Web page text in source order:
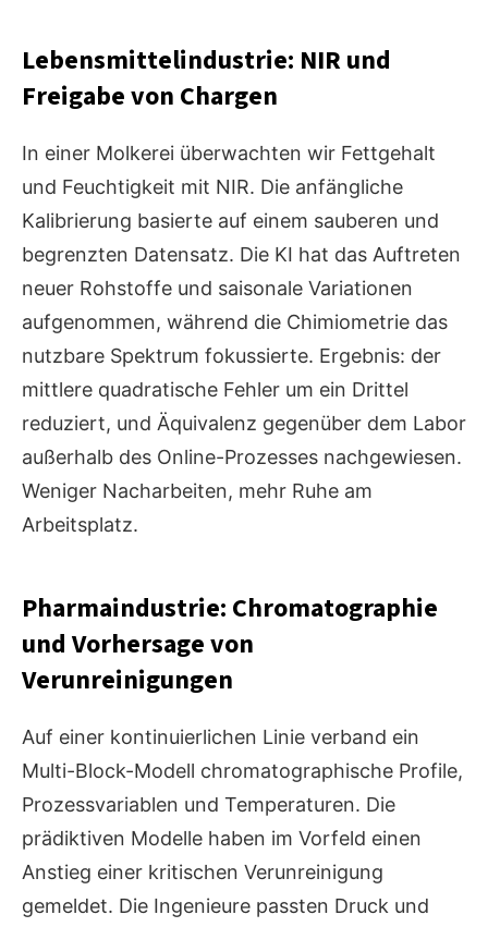
Lebensmittelindustrie: NIR und
Freigabe von Chargen
In einer Molkerei überwachten wir Fettgehalt
und Feuchtigkeit mit NIR. Die anfängliche
Kalibrierung basierte auf einem sauberen und
begrenzten Datensatz. Die KI hat das Auftreten
neuer Rohstoffe und saisonale Variationen
aufgenommen, während die Chimiometrie das
nutzbare Spektrum fokussierte. Ergebnis: der
mittlere quadratische Fehler um ein Drittel
reduziert, und Äquivalenz gegenüber dem Labor
außerhalb des Online-Prozesses nachgewiesen.
Weniger Nacharbeiten, mehr Ruhe am
Arbeitsplatz.
Pharmaindustrie: Chromatographie
und Vorhersage von
Verunreinigungen
Auf einer kontinuierlichen Linie verband ein
Multi-Block-Modell chromatographische Profile,
Prozessvariablen und Temperaturen. Die
prädiktiven Modelle haben im Vorfeld einen
Anstieg einer kritischen Verunreinigung
gemeldet. Die Ingenieure passten Druck und